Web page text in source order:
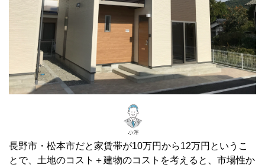
長野市・松本市だと家賃帯が10万円から12万円というこ
とで、土地のコスト＋建物のコストを考えると、市場性か